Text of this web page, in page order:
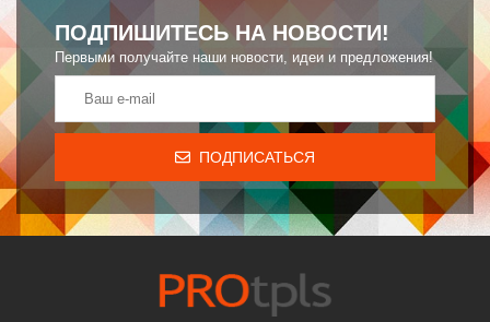
ПОДПИШИТЕСЬ НА НОВОСТИ!
Первыми получайте наши новости, идеи и предложения!
ПОДПИСАТЬСЯ